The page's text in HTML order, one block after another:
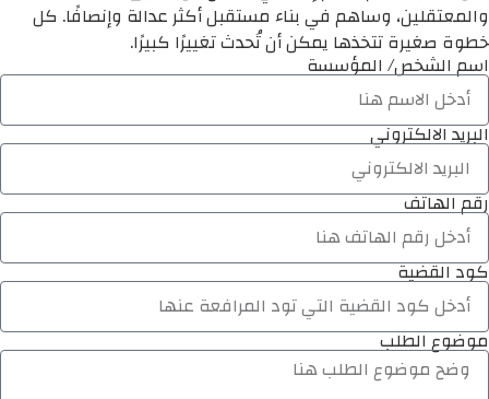
والمعتقلين، وساهم في بناء مستقبل أكثر عدالة وإنصافًا. كل
خطوة صغيرة تتخذها يمكن أن تُحدث تغييرًا كبيرًا.
اسم الشخص/ المؤسسة
البريد الالكتروني
رقم الهاتف
كود القضية
موضوع الطلب